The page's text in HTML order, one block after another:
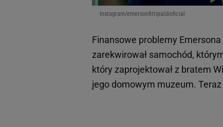
Instagram/emersonfittipaldioficial
Finansowe problemy
zarekwirował samochód,
który zaprojektował z bratem
jego domowym muzeum.